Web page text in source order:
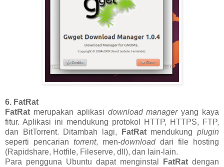
6. FatRat
FatRat merupakan aplikasi download manageryang kaya
fitur. Aplikasi ini mendukung protokol HTTP, HTTPS, FTP,
dan BitTorrent. Ditambah lagi,
FatRatmendukungplugin
seperti pencarian torrent, men-downloaddari file hosting
(Rapidshare, Hotfile, Fileserve, dll), dan lain-lain.
Para pengguna Ubuntu dapat menginstal
FatRat dengan